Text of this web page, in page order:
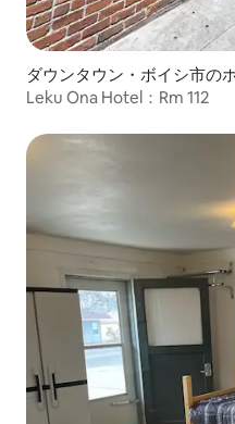
ダウンタウン・ボイシ市の
Leku Ona Hotel：Rm 112